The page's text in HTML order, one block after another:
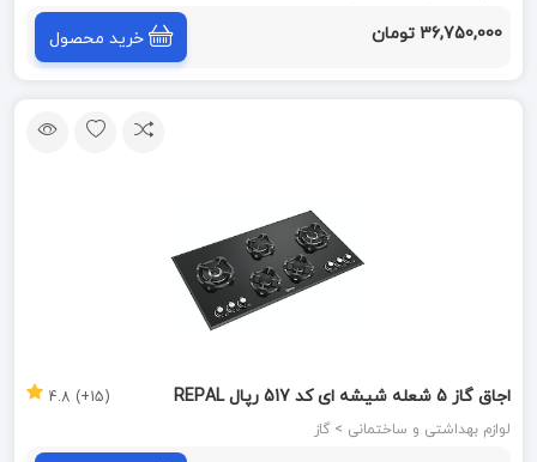
36,750,000 تومان خرید محصول
اجاق گاز 5 شعله شیشه ای کد 517 رپال REPAL
لوازم بهداشتی و ساختمانی > گاز
(15+) 4.8